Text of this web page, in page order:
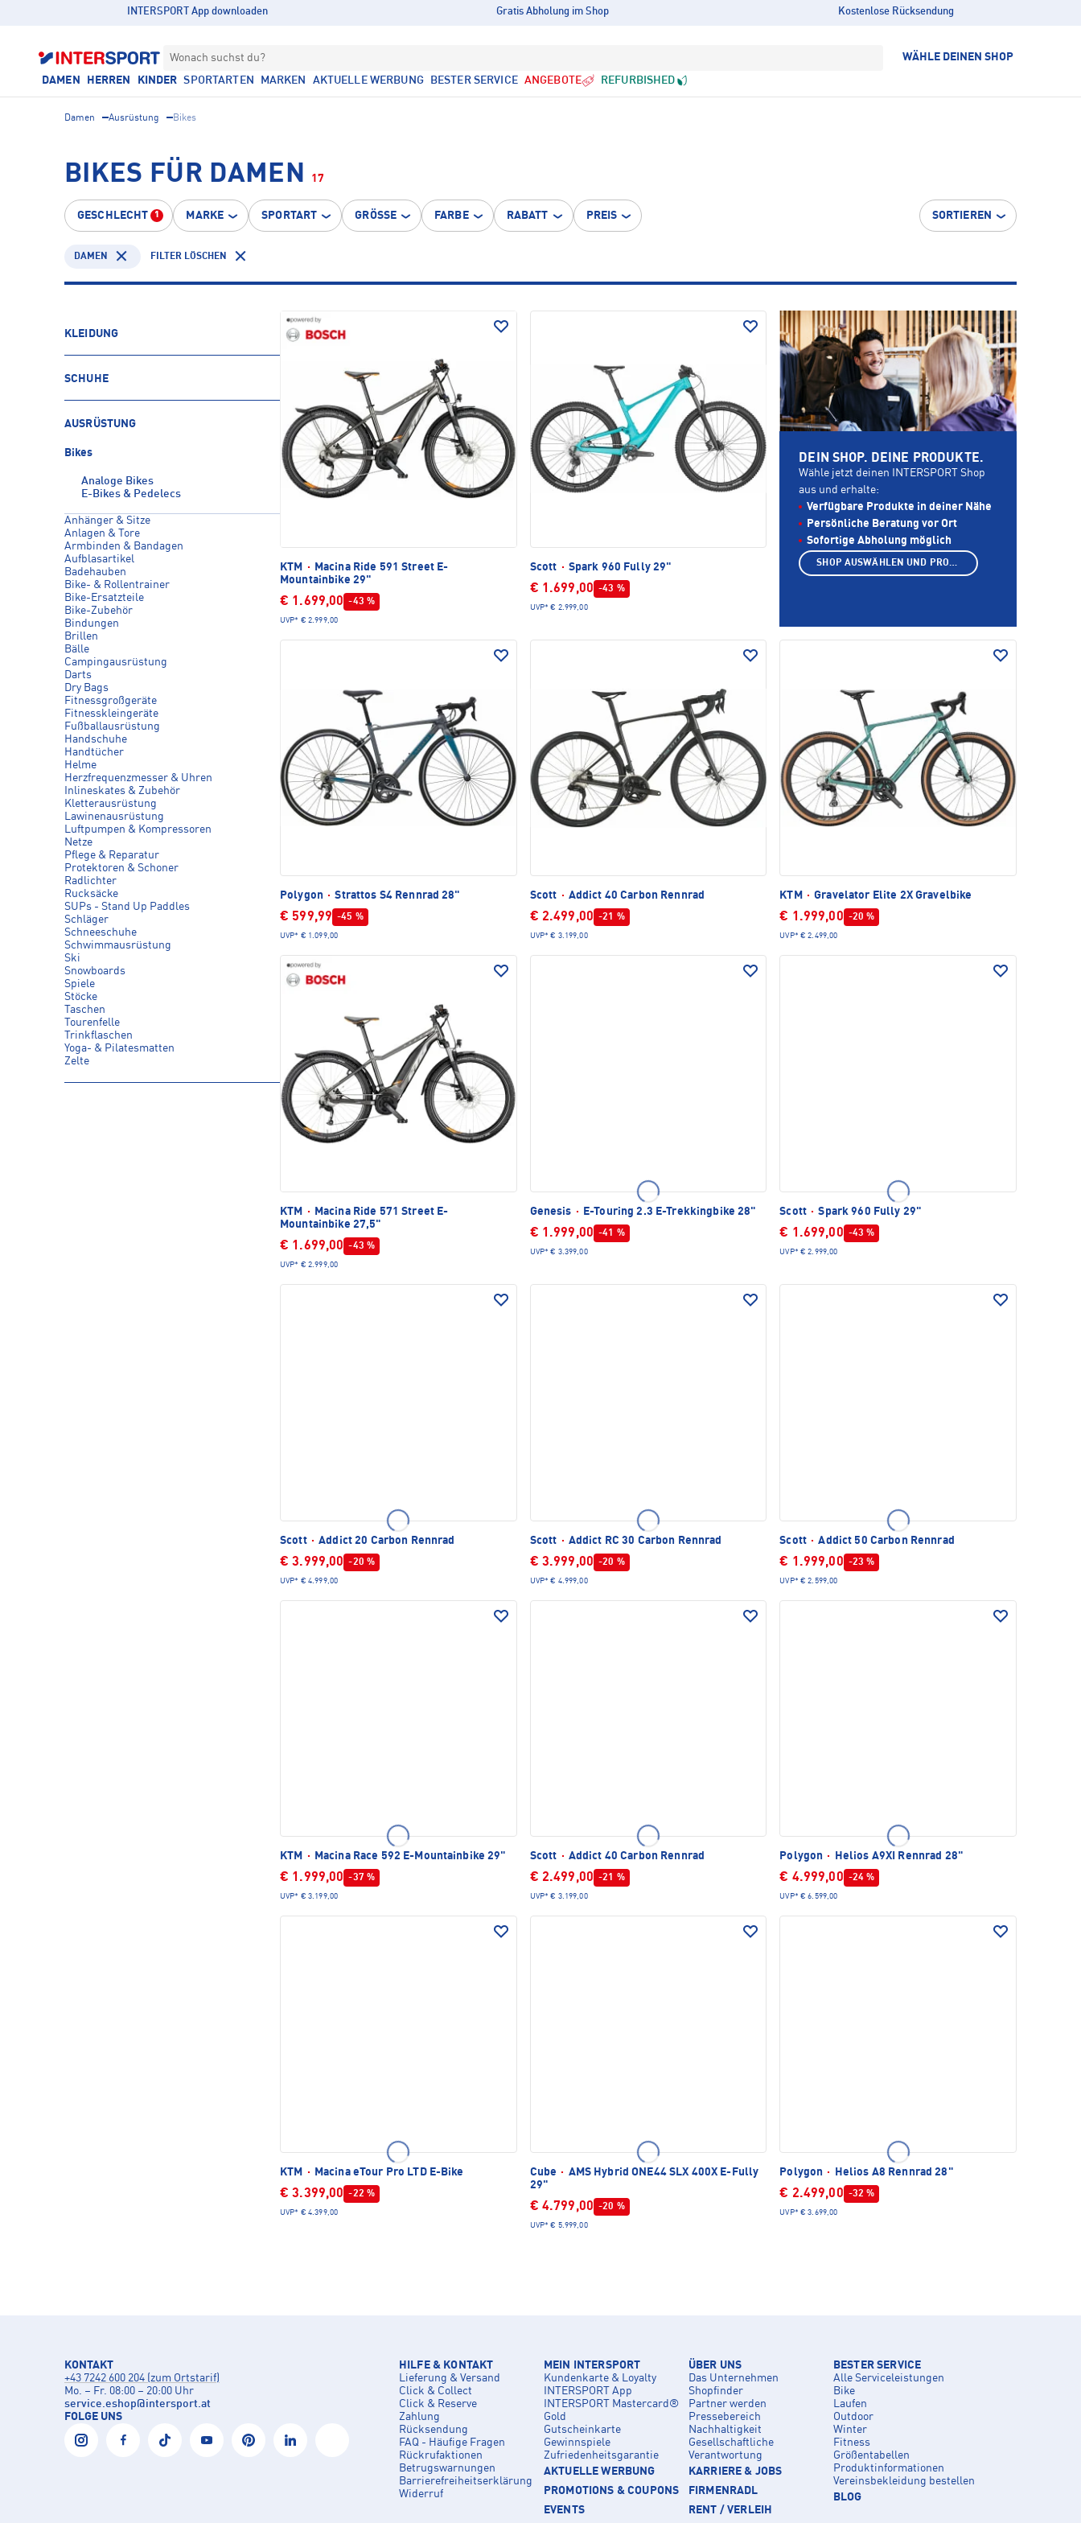
INTERSPORT App downloaden Gratis Abholung im Shop Kostenlose Rücksendung
Wonach suchst du? WÄHLE DEINEN SHOP
DAMEN HERREN KINDER SPORTARTEN MARKEN AKTUELLE WERBUNG BESTER SERVICE ANGEBOTE REFURBISHED
Damen Ausrüstung Bikes
BIKES FÜR DAMEN 17
GESCHLECHT 1 MARKE SPORTART GRÖSSE FARBE RABATT PREIS SORTIEREN
DAMEN FILTER LÖSCHEN
KLEIDUNG
SCHUHE
AUSRÜSTUNG
Bikes
Analoge Bikes
E-Bikes & Pedelecs
Anhänger & Sitze
Anlagen & Tore
Armbinden & Bandagen
Aufblasartikel
Badehauben
Bike- & Rollentrainer
Bike-Ersatzteile
Bike-Zubehör
Bindungen
Brillen
Bälle
Campingausrüstung
Darts
Dry Bags
Fitnessgroßgeräte
Fitnesskleingeräte
Fußballausrüstung
Handschuhe
Handtücher
Helme
Herzfrequenzmesser & Uhren
Inlineskates & Zubehör
Kletterausrüstung
Lawinenausrüstung
Luftpumpen & Kompressoren
Netze
Pflege & Reparatur
Protektoren & Schoner
Radlichter
Rucksäcke
SUPs - Stand Up Paddles
Schläger
Schneeschuhe
Schwimmausrüstung
Ski
Snowboards
Spiele
Stöcke
Taschen
Tourenfelle
Trinkflaschen
Yoga- & Pilatesmatten
Zelte
KTM ·
Macina Ride 591 Street E-
Mountainbike 29"
€ 1.699,00 -43 %
UVP* € 2.999,00
Scott · Spark 960 Fully 29"
€ 1.699,00 -43 %
UVP* € 2.999,00
Polygon · Strattos S4 Rennrad 28"
€ 599,99 -45 %
UVP* € 1.099,00
Scott · Addict 40 Carbon Rennrad
€ 2.499,00 -21 %
UVP* € 3.199,00
KTM · Gravelator Elite 2X Gravelbike
€ 1.999,00 -20 %
UVP* € 2.499,00
KTM ·
Macina Ride 571 Street E-
Mountainbike 27,5"
€ 1.699,00 -43 %
UVP* € 2.999,00
Genesis · E-Touring 2.3 E-Trekkingbike 28"
€ 1.999,00 -41 %
UVP* € 3.399,00
Scott · Spark 960 Fully 29"
€ 1.699,00 -43 %
UVP* € 2.999,00
Scott · Addict 20 Carbon Rennrad
€ 3.999,00 -20 %
UVP* € 4.999,00
Scott · Addict RC 30 Carbon Rennrad
€ 3.999,00 -20 %
UVP* € 4.999,00
Scott · Addict 50 Carbon Rennrad
€ 1.999,00 -23 %
UVP* € 2.599,00
KTM · Macina Race 592 E-Mountainbike 29"
€ 1.999,00 -37 %
UVP* € 3.199,00
Scott · Addict 40 Carbon Rennrad
€ 2.499,00 -21 %
UVP* € 3.199,00
Polygon · Helios A9XI Rennrad 28"
€ 4.999,00 -24 %
UVP* € 6.599,00
KTM · Macina eTour Pro LTD E-Bike
€ 3.399,00 -22 %
UVP* € 4.399,00
Cube · AMS Hybrid ONE44 SLX 400X E-Fully
29"
€ 4.799,00 -20 %
UVP* € 5.999,00
Polygon · Helios A8 Rennrad 28"
€ 2.499,00 -32 %
UVP* € 3.699,00
DEIN SHOP. DEINE PRODUKTE.
Wähle jetzt deinen INTERSPORT Shop
aus und erhalte:
Verfügbare Produkte in deiner Nähe
Persönliche Beratung vor Ort
Sofortige Abholung möglich
SHOP AUSWÄHLEN UND PRODUKTE ANZEIGEN
KONTAKT
+43 7242 600 204 (zum Ortstarif)
Mo. – Fr. 08:00 – 20:00 Uhr
service.eshop@intersport.at
FOLGE UNS
HILFE & KONTAKT
Lieferung & Versand
Click & Collect
Click & Reserve
Zahlung
Rücksendung
FAQ - Häufige Fragen
Rückrufaktionen
Betrugswarnungen
Barrierefreiheitserklärung
Widerruf
MEIN INTERSPORT
Kundenkarte & Loyalty
INTERSPORT App
INTERSPORT Mastercard®
Gold
Gutscheinkarte
Gewinnspiele
Zufriedenheitsgarantie
AKTUELLE WERBUNG
PROMOTIONS & COUPONS
EVENTS
ÜBER UNS
Das Unternehmen
Shopfinder
Partner werden
Pressebereich
Nachhaltigkeit
Gesellschaftliche
Verantwortung
KARRIERE & JOBS
FIRMENRADL
RENT / VERLEIH
BESTER SERVICE
Alle Serviceleistungen
Bike
Laufen
Outdoor
Winter
Fitness
Größentabellen
Produktinformationen
Vereinsbekleidung bestellen
BLOG